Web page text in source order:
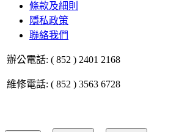
條款及細則
隱私政策
聯絡我們
辦公電話: ( 852 ) 2401 2168
維修電話: ( 852 ) 3563 6728